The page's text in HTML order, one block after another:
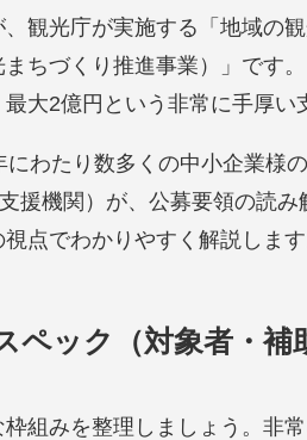
観光庁が実施する「地域の
まちづくり推進事業）」です
大2億円という非常に手厚い
わたり数多くの中小企業様
援機関）が、公募要領の読
点でわかりやすく解説します
ペック（対象者・補
組みを整理しましょう。非